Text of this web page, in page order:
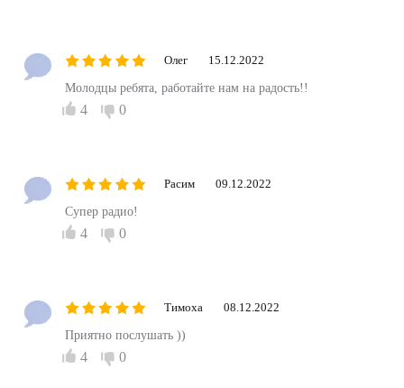
Олег 15.12.2022
Молодцы ребята, работайте нам на радость!!
4 0
Расим 09.12.2022
Супер радио!
4 0
Тимоха 08.12.2022
Приятно послушать ))
4 0